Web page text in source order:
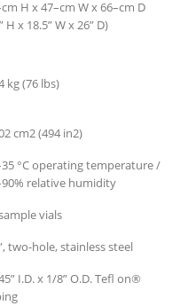
H x 47–cm W x 66–cm D
H x 18.5” W x 26” D)
kg (76 lbs)
cm2 (494 in2)
°C operating temperature /
relative humidity
vials
two-hole, stainless steel
I.D. x 1/8” O.D. Tefl on®